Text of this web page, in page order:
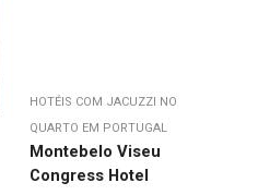
HOTÉIS COM JACUZZI NO
QUARTO EM PORTUGAL
Montebelo Viseu
Congress Hotel